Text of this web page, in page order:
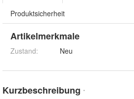
Produktsicherheit
Artikelmerkmale
Zustand: Neu
Kurzbeschreibung *